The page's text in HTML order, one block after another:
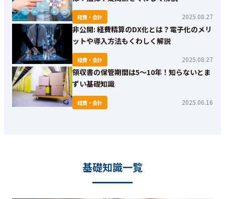
経費・会計 2025.08.27
非公開: 経費精算のDX化とは？電子化のメリ
ットや導入方法もくわしく解説
経費・会計 2025.08.27
領収書の保管期間は5～10年！知らないとま
ずい基礎知識
経費・会計 2025.06.16
基礎知識一覧